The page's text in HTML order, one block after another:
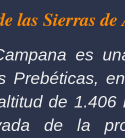
las Sierras
es
Prebéticas,
de
de la